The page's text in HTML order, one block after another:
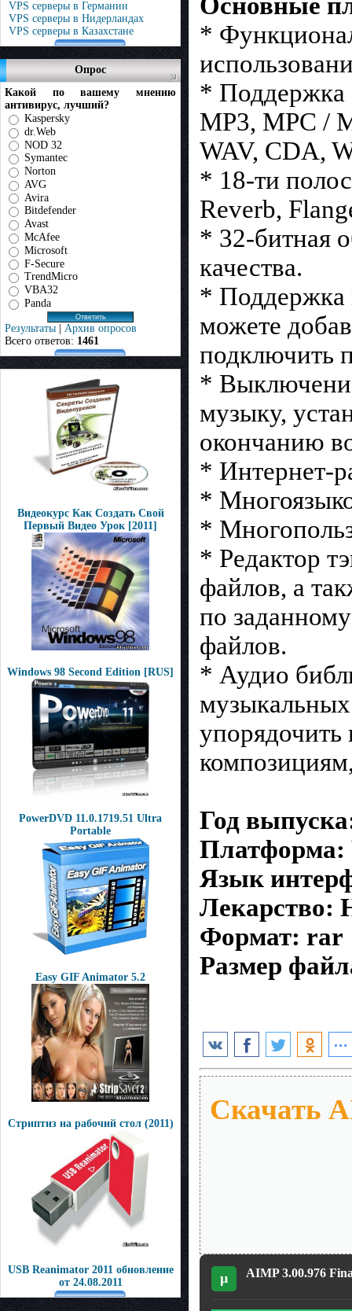
VPS серверы в Германии
VPS серверы в Нидерландах
VPS серверы в Казахстане
Опрос
Какой по вашему мнению
антивирус, лучший?
Kaspersky
dr.Web
NOD 32
Symantec
Norton
AVG
Avira
Bitdefender
Avast
McAfee
Microsoft
F-Secure
TrendMicro
VBA32
Panda
Результаты | Архив опросов
Всего ответов: 1461
Видеокурс Как Создать Свой
Первый Видео Урок [2011]
Windows 98 Second Edition [RUS]
PowerDVD 11.0.1719.51 Ultra
Portable
Easy GIF Animator 5.2
Стриптиз на рабочий стол (2011)
USB Reanimator 2011 обновление
от 24.08.2011
*
* Поддержка
MP3, MPC /
WAV, CDA,
* 18-ти
Reverb,
* 32-битная
качества.
* Поддержка
можете
подключить
*
музыку,
окончанию
* Интернет-
*
*
* Редактор
файлов, а
по
файлов.
* Аудио
Год
Платформа:
Язык
Лекарство:
Формат: rar
Размер
Скачать
µ AIMP 3.00.976